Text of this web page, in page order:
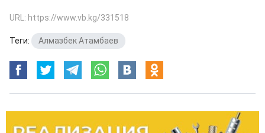
URL: https://www.vb.kg/331518
Теги: Алмазбек Атамбаев